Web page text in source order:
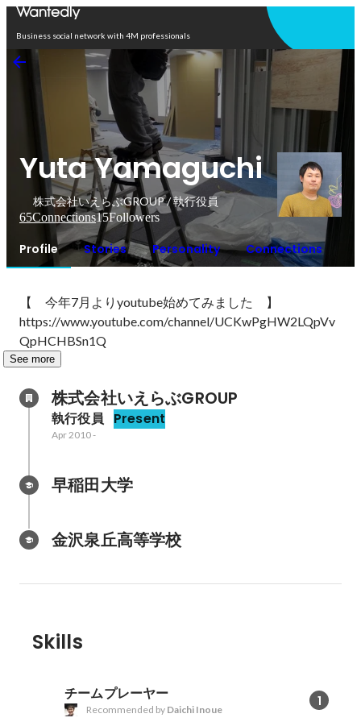
Business social network with 4M professionals
Yuta Yamaguchi
株式会社いえらぶGROUP / 執行役員
65Connections15Followers
Profile Stories Personality Connections
【　今年7月よりyoutube始めてみました　】
https://www.youtube.com/channel/UCKwPgHW2LQpVv
QpHCHBSn1Q
See more
株式会社いえらぶGROUP
執行役員 Present
Apr 2010-
早稲田大学
金沢泉丘高等学校
Skills
チームプレーヤー 1
Recommended by Daichi Inoue